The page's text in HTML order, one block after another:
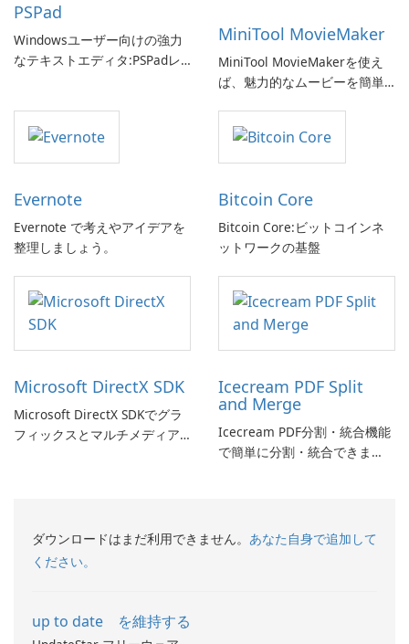
PSPad
Windowsユーザー向けの強力
なテキストエディタ:PSPadレ
MiniTool MovieMaker
MiniTool MovieMakerを使え
ば、魅力的なムービーを簡単
Evernote
Evernote で考えやアイデアを
整理しましょう。
Bitcoin Core
Bitcoin Core:ビットコインネ
ットワークの基盤
Microsoft DirectX SDK
Microsoft DirectX SDKでグラ
フィックスとマルチメディア
Icecream PDF Split
and Merge
Icecream PDF分割・統合機能
で簡単に分割・統合できま
ダウンロードはまだ利用できません。 あなた自身で追加して
ください。
up to date を維持する